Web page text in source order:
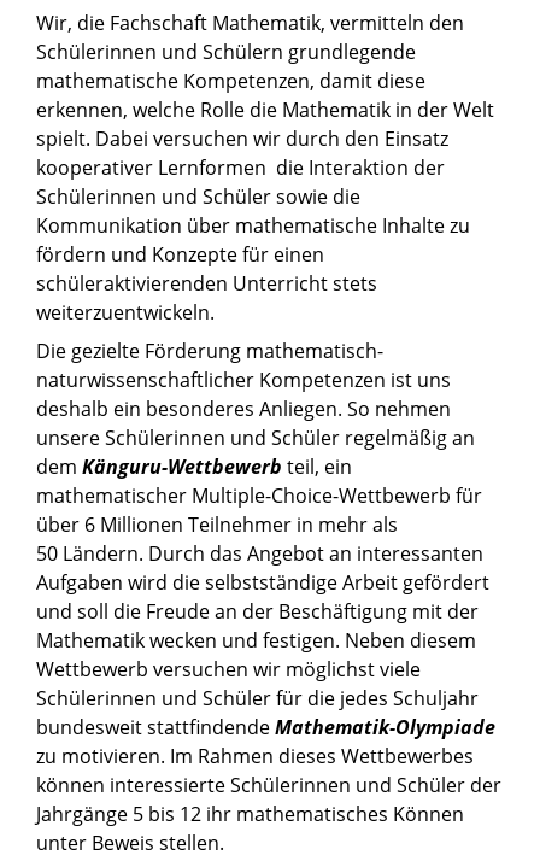
Wir, die Fachschaft Mathematik, vermitteln den
Schülerinnen und Schülern grundlegende
mathematische Kompetenzen, damit diese
erkennen, welche Rolle die Mathematik in der Welt
spielt. Dabei versuchen wir durch den Einsatz
kooperativer Lernformen die Interaktion der
Schülerinnen und Schüler sowie die
Kommunikation über mathematische Inhalte zu
fördern und Konzepte für einen
schüleraktivierenden Unterricht stets
weiterzuentwickeln.
Die gezielte Förderung mathematisch-
naturwissenschaftlicher Kompetenzen ist uns
deshalb ein besonderes Anliegen. So nehmen
unsere Schülerinnen und Schüler regelmäßig an
dem Känguru-Wettbewerb teil, ein
mathematischer Multiple-Choice-Wettbewerb für
über 6 Millionen Teilnehmer in mehr als
50 Ländern. Durch das Angebot an interessanten
Aufgaben wird die selbstständige Arbeit gefördert
und soll die Freude an der Beschäftigung mit der
Mathematik wecken und festigen. Neben diesem
Wettbewerb versuchen wir möglichst viele
Schülerinnen und Schüler für die jedes Schuljahr
bundesweit stattfindendeMathematik-Olympiade
zu motivieren. Im Rahmen dieses Wettbewerbes
können interessierte Schülerinnen und Schüler der
Jahrgänge 5 bis 12 ihr mathematisches Können
unter Beweis stellen.